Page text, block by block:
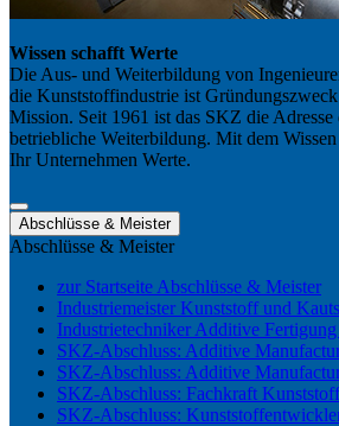
Wissen schafft Werte
Die Aus- und Weiterbildung von
die Kunststoffindustrie ist
Mission. Seit 1961 ist das SKZ die
betriebliche Weiterbildung. Mit dem
Ihr Unternehmen Werte.
Abschlüsse & Meister
Abschlüsse & Meister
zur Startseite Abschlüsse & Meister
Industriemeister Kunststoff und
Industrietechniker Additive
SKZ-Abschluss: Additive
SKZ-Abschluss: Additive
SKZ-Abschluss: Fachkraft
SKZ-Abschluss: